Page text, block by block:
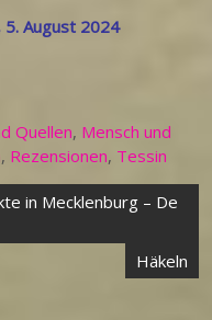
August 2024
Quellen, Mensch und
, Rezensionen, Tessin
in Mecklenburg – De
Häkeln